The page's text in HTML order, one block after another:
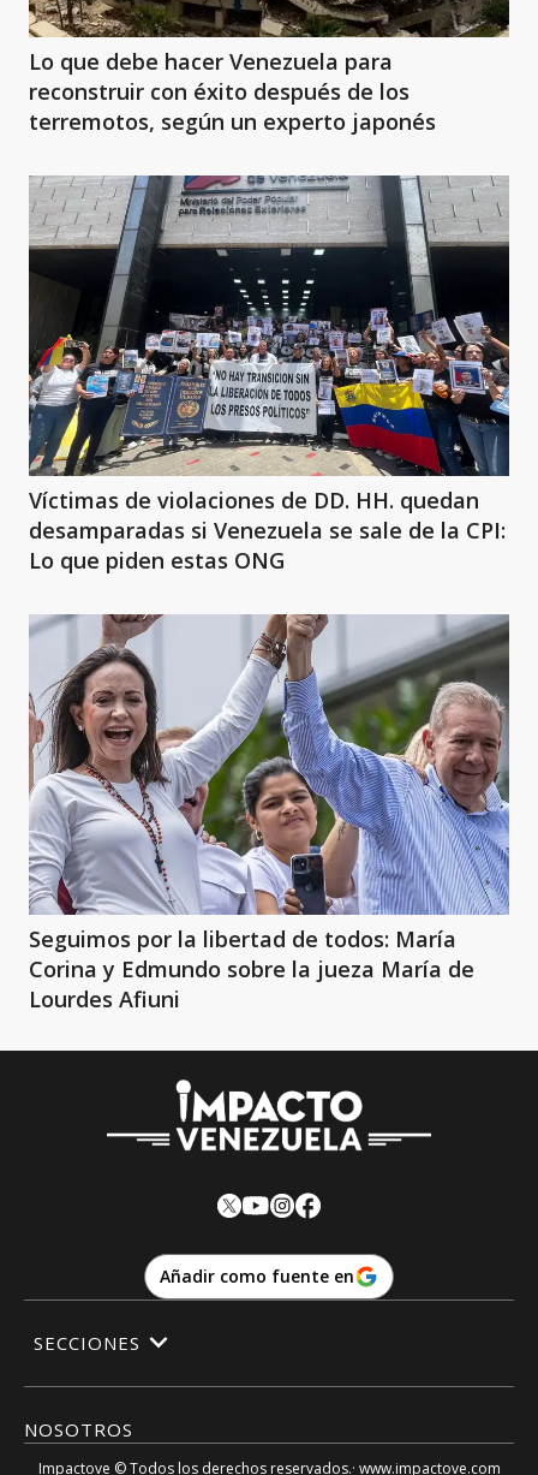
Lo que debe hacer Venezuela para
reconstruir con éxito después de los
terremotos, según un experto japonés
Víctimas de violaciones de DD. HH. quedan
desamparadas si Venezuela se sale de la CPI:
Lo que piden estas ONG
Seguimos por la libertad de todos: María
Corina y Edmundo sobre la jueza María de
Lourdes Afiuni
Añadir como fuente en
NOSOTROS
SECCIONES
Impactove © Todos los derechos reservados.· www.impactove.com